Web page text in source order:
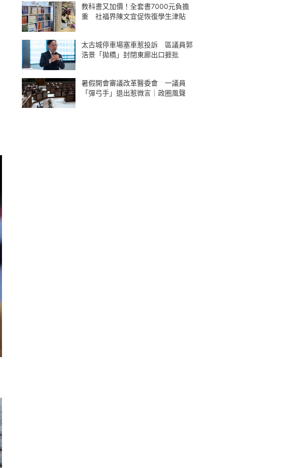
教科書又加價！全套書7000元負擔
重 社福界陳文宜促恢復學生津貼
太古城停車場塞車惹投訴 區議員郭
浩景「拋橋」封閉東廊出口捱批
暑假開會審議改革醫委會 一議員
「彈弓手」退出惹微言｜政圈風聲